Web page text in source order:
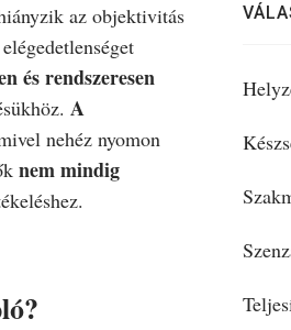
az objektivitás
és rendszeresen
A
nehéz nyomon
nem mindig